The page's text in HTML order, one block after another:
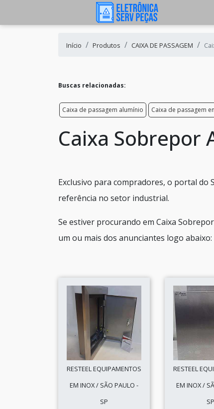
Início Produtos CAIXA DE PASSAGEM
Buscas relacionadas:
Caixa de passagem alumínio Caixa de passagem
Caixa Sobrepor
Exclusivo para compradores, o portal
referência no setor industrial.
Se estiver procurando em Caixa
um ou mais dos anunciantes logo abaixo:
RESTEEL EQUIPAMENTOS
EM INOX / SÃO PAULO -
SP
RESTEEL
EM INOX /
SP